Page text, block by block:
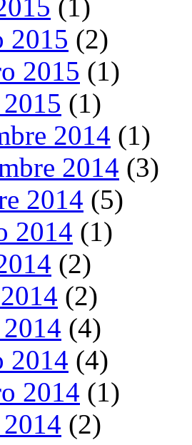
(1)
2015 (2)
2015 (1)
(1)
2014 (1)
2014 (3)
2014 (5)
2014 (1)
(2)
(2)
(4)
2014 (4)
2014 (1)
(2)